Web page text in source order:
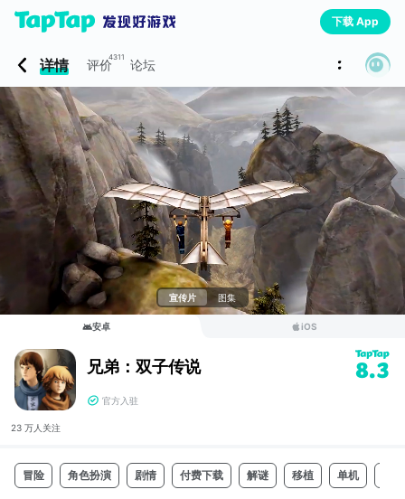
下载 App
详情 评价4311 论坛
宣传片 图集
安卓 iOS
兄弟：双子传说 8.3
官方入驻
23 万人 关注
冒险 角色扮演 剧情 付费下载 解谜 移植 单机